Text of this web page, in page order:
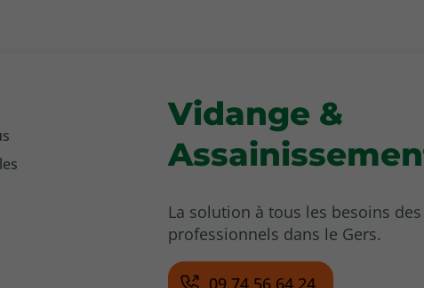
Vidange &
La solution à tous les besoins
professionnels dans le Gers.
09 74 56 64 24